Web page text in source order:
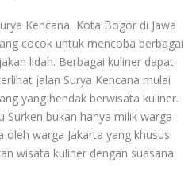
Kencana, Kota Bogor di Jawa
cocok untuk mencoba berbagai
lidah. Berbagai kuliner dapat
jalan Surya Kencana mulai
yang hendak berwisata kuliner.
Surken bukan hanya milik warga
warga Jakarta yang khusus
wisata kuliner dengan suasana